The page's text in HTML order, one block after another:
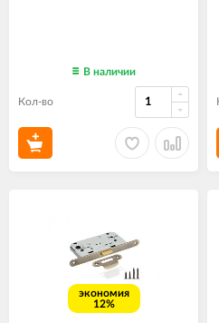
В наличии
Кол-во
экономия
12%